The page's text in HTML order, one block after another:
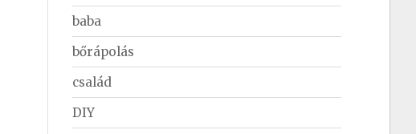
baba
bőrápolás
család
DIY